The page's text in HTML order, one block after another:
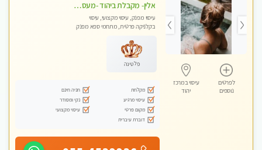
לפרטים
נוספים
עיסוי במרכז
יהוד
אלין- מקבלת ביהוד -מעסה פרטית ואיכותית לבד ביהוד . עיסוי מפנק אצלי ביהוד
עיסוי מפנק, עיסוי מקצועי, עיסוי
בקלניקה פרטית, מתחמי ספא מפנק
פלטינה
מקלחת
חניה חינם
עיסוי מרגיע
נקי ומסודר
מקום פרטי
עיסוי מקצועי
דוברת עיברית